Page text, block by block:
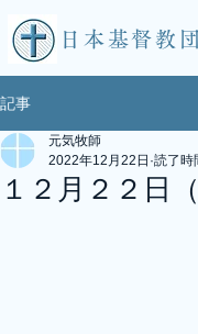
日本基督教
記事
１２月２２日（
元気牧師
2022年12月22日 読了時